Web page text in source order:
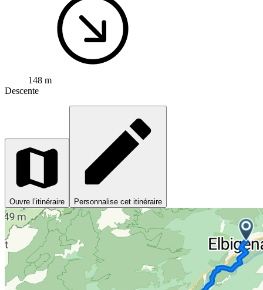
148 m
Descente
Ouvre l’itinéraire Personnalise cet itinéraire